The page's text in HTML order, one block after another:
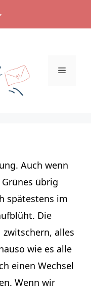
Menü
Auch wenn
übrig
spätestens im
Die
zwitschern, alles
wie es alle
einen Wechsel
Wenn wir